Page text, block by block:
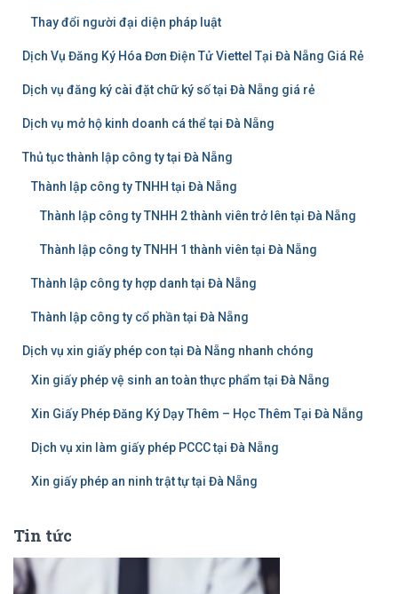
Thay đổi người đại diện pháp luật
Dịch Vụ Đăng Ký Hóa Đơn Điện Tử Viettel Tại Đà Nẵng Giá Rẻ
Dịch vụ đăng ký cài đặt chữ ký số tại Đà Nẵng giá rẻ
Dịch vụ mở hộ kinh doanh cá thể tại Đà Nẵng
Thủ tục thành lập công ty tại Đà Nẵng
Thành lập công ty TNHH tại Đà Nẵng
Thành lập công ty TNHH 2 thành viên trở lên tại Đà Nẵng
Thành lập công ty TNHH 1 thành viên tại Đà Nẵng
Thành lập công ty hợp danh tại Đà Nẵng
Thành lập công ty cổ phần tại Đà Nẵng
Dịch vụ xin giấy phép con tại Đà Nẵng nhanh chóng
Xin giấy phép vệ sinh an toàn thực phẩm tại Đà Nẵng
Xin Giấy Phép Đăng Ký Dạy Thêm – Học Thêm Tại Đà Nẵng
Dịch vụ xin làm giấy phép PCCC tại Đà Nẵng
Xin giấy phép an ninh trật tự tại Đà Nẵng
Tin tức